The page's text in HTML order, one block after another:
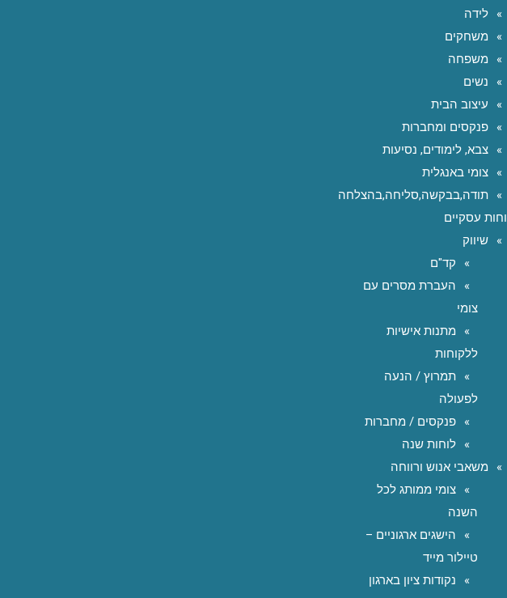
לידה
משחקים
משפחה
נשים
עיצוב הבית
פנקסים ומחברות
צבא, לימודים, נסיעות
צומי באנגלית
תודה,בבקשה,סליחה,בהצלחה
עסקיים
שיווק
קד"ם
העברת מסרים עם
צומי
מתנות אישיות
ללקוחות
תמרוץ / הנעה
לפעולה
פנקסים / מחברות
לוחות שנה
משאבי אנוש ורווחה
צומי ממותג לכל
השנה
הישגים ארגוניים –
טיילור מייד
נקודות ציון בארגון